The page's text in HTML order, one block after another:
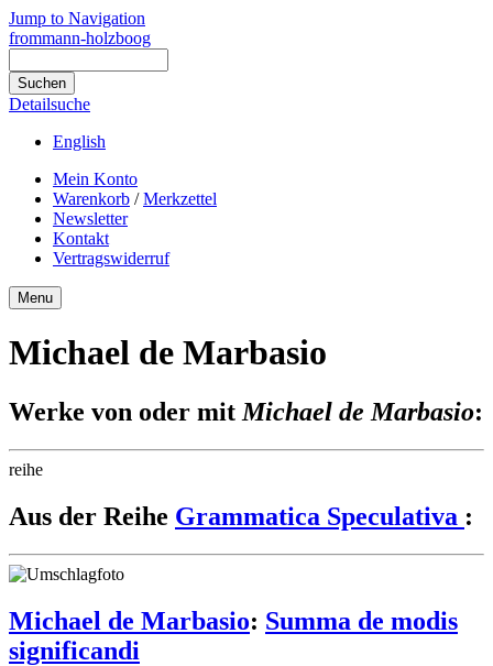
Jump to Navigation
frommann-holzboog
Detailsuche
English
Mein Konto
Warenkorb /Merkzettel
Newsletter
Kontakt
Vertragswiderruf
Menu
Michael de Marbasio
Werke von oder mit Michael de Marbasio:
reihe
Aus der Reihe Grammatica Speculativa :
Michael de Marbasio: Summa de modis
significandi